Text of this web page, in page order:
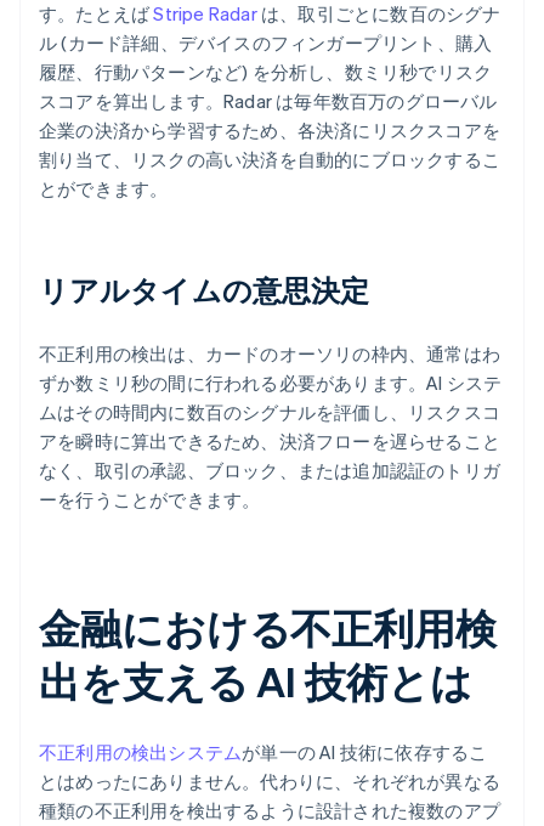
す。たとえばStripe Radarは、取引ごとに数百のシグナ
ル (カード詳細、デバイスのフィンガープリント、購入
履歴、行動パターンなど) を分析し、数ミリ秒でリスク
スコアを算出します。Radar は毎年数百万のグローバル
企業の決済から学習するため、各決済にリスクスコアを
割り当て、リスクの高い決済を自動的にブロックするこ
とができます。
リアルタイムの意思決定
不正利用の検出は、カードのオーソリの枠内、通常はわ
ずか数ミリ秒の間に行われる必要があります。AI システ
ムはその時間内に数百のシグナルを評価し、リスクスコ
アを瞬時に算出できるため、決済フローを遅らせること
なく、取引の承認、ブロック、または追加認証のトリガ
ーを行うことができます。
金融における不正利用検
出を支える AI 技術とは
不正利用の検出システムが単一の AI 技術に依存するこ
とはめったにありません。代わりに、それぞれが異なる
種類の不正利用を検出するように設計された複数のアプ